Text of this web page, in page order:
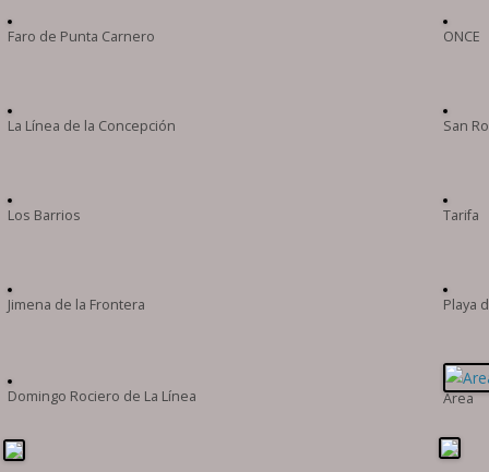
Faro de Punta Carnero ONCE
La Línea de la Concepción San
Los Barrios Tarifa
Jimena de la Frontera Playa
Domingo Rociero de La Línea Area